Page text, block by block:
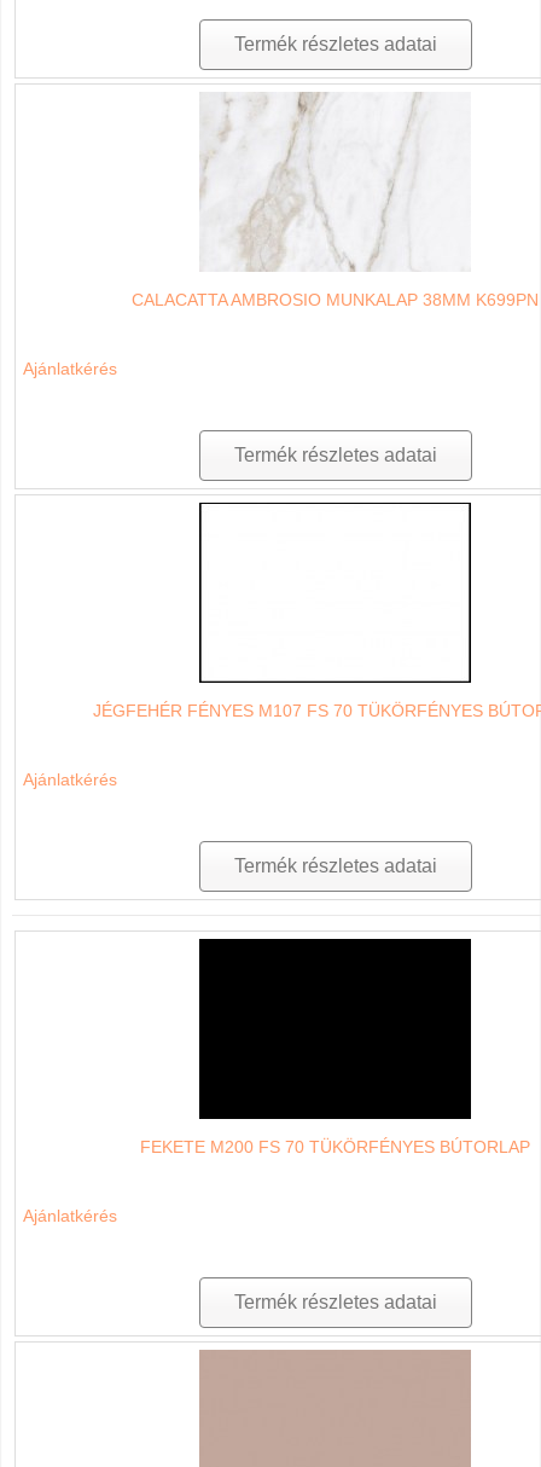
Termék részletes adatai
CALACATTA AMBROSIO MUNKALAP 38MM K699PN
Ajánlatkérés
Termék részletes adatai
JÉGFEHÉR FÉNYES M107 FS 70 TÜKÖRFÉNYES
Ajánlatkérés
Termék részletes adatai
FEKETE M200 FS 70 TÜKÖRFÉNYES BÚTORLAP
Ajánlatkérés
Termék részletes adatai